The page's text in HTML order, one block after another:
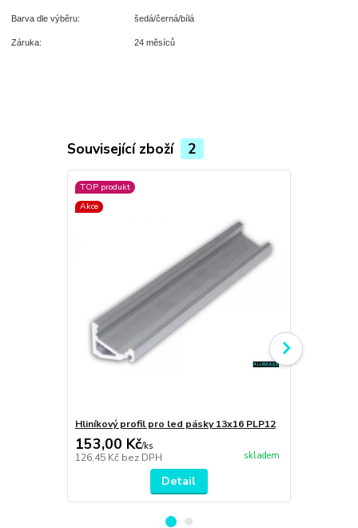
Barva dle výběru: šedá/černá/bílá
Záruka: 24 měsíců
Související zboží 2
TOP produkt
Akce
Hliníkový profil pro led pásky 13x16 PLP12
153,00 Kč/ks
126,45 Kč bez DPH skladem
Detail